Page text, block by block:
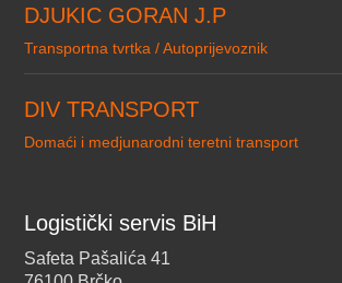
DJUKIC GORAN J.P
Transportna tvrtka / Autoprijevoznik
DIV TRANSPORT
Domaći i medjunarodni teretni transport
Logistički servis BiH
Safeta Pašalića 41